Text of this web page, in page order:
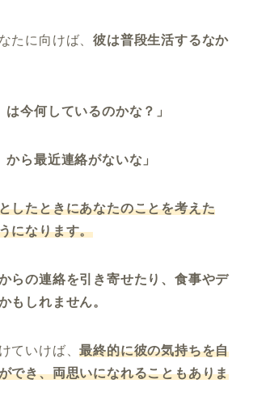
たに向けば、彼は普段生活するなか
今何しているのかな？」
ら最近連絡がないな」
したときにあなたのことを考えた
になります。
らの連絡を引き寄せたり、食事やデ
もしれません。
ていけば、最終的に彼の気持ちを自
でき、両思いになれることもありま